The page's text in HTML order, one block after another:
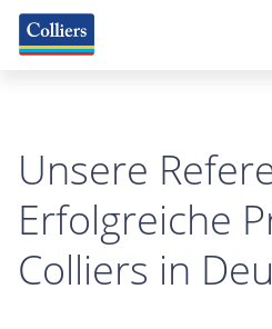
Unsere
Erfolgreiche
Colliers in